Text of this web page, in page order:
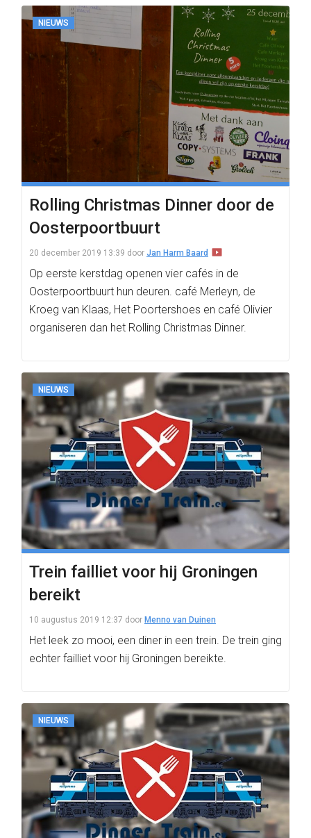
NIEUWS
Rolling Christmas Dinner door de
Oosterpoortbuurt
20 december 2019 13:39 door Jan Harm Baard
Op eerste kerstdag openen vier cafés in de
Oosterpoortbuurt hun deuren. café Merleyn, de
Kroeg van Klaas, Het Poortershoes en café Olivier
organiseren dan het Rolling Christmas Dinner.
NIEUWS
Trein failliet voor hij Groningen
bereikt
10 augustus 2019 12:37 door Menno van Duinen
Het leek zo mooi, een diner in een trein. De trein ging
echter failliet voor hij Groningen bereikte.
NIEUWS